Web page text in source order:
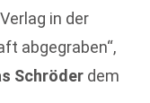
in der
abgegraben“,
Schröder dem